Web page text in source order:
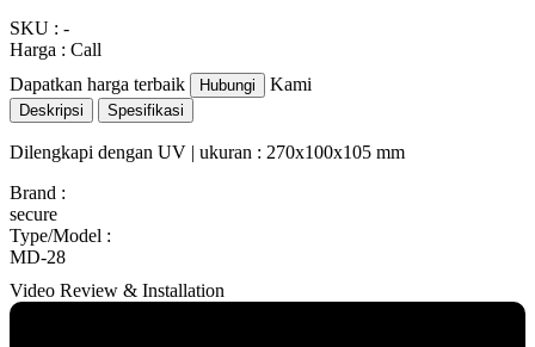
SKU : -
Harga : Call
Dapatkan harga terbaik
Hubungi Kami
Deskripsi Spesifikasi
Dilengkapi dengan UV | ukuran : 270x100x105 mm
Brand :
secure
Type/Model :
MD-28
Video Review & Installation